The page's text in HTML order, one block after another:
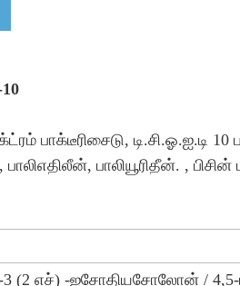
பாக்டீரிசைடு, டி.சி.ஓ.ஐ.டி 10
பாலியூரிதீன். ,
(2 எச்) -ஐசோதியசோலோன் /